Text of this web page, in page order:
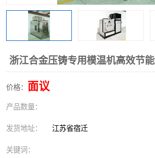
浙江合金压铸专用模温机高效节能
价格： 面议
产品数量：
发货地址： 江苏省宿迁
关键词：